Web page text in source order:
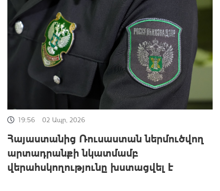
19:56 02 Ապր, 2026
Հայաստանից Ռուսաստան ներմուծվող
արտադրանքի նկատմամբ
վերահսկողությունը խստացվել է